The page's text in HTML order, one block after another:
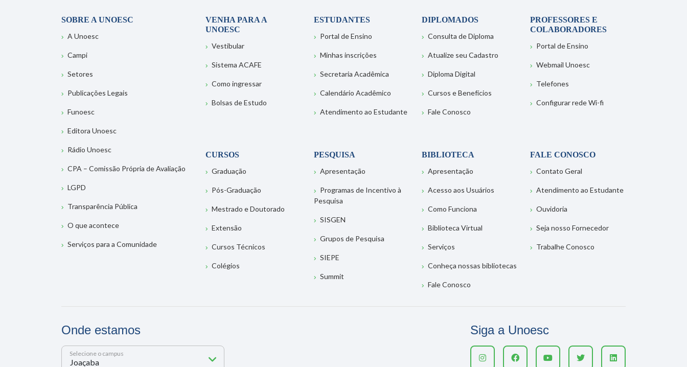
SOBRE A UNOESC
A Unoesc
Campi
Setores
Publicações Legais
Funoesc
Editora Unoesc
Rádio Unoesc
CPA – Comissão Própria de Avaliação
LGPD
Transparência Pública
O que acontece
Serviços para a Comunidade
VENHA PARA A
UNOESC
Vestibular
Sistema ACAFE
Como ingressar
Bolsas de Estudo
ESTUDANTES
Portal de Ensino
Minhas inscrições
Secretaria Acadêmica
Calendário Acadêmico
Atendimento ao Estudante
DIPLOMADOS
Consulta de Diploma
Atualize seu Cadastro
Diploma Digital
Cursos e Benefícios
Fale Conosco
PROFESSORES E
COLABORADORES
Portal de Ensino
Webmail Unoesc
Telefones
Configurar rede Wi-fi
CURSOS
Graduação
Pós-Graduação
Mestrado e Doutorado
Extensão
Cursos Técnicos
Colégios
PESQUISA
Apresentação
Programas de Incentivo à
Pesquisa
SISGEN
Grupos de Pesquisa
SIEPE
Summit
BIBLIOTECA
Apresentação
Acesso aos Usuários
Como Funciona
Biblioteca Virtual
Serviços
Conheça nossas bibliotecas
Fale Conosco
FALE CONOSCO
Contato Geral
Atendimento ao Estudante
Ouvidoria
Seja nosso Fornecedor
Trabalhe Conosco
Onde estamos
Selecione o campus
Siga a Unoesc